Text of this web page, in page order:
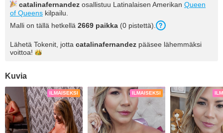
catalinafernandez osallistuu Latinalaisen Amerikan Queen
of Queens kilpailu.
Malli on tällä hetkellä 2669 paikka (0 pistettä).
Lähetä Tokenit, jotta catalinafernandez pääsee lähemmäksi
voittoa!
Kuvia
ILMAISEKSI ILMAISEKSI